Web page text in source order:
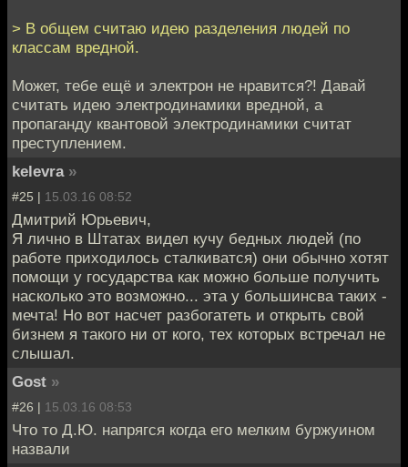
> В общем считаю идею разделения людей по
классам вредной.
Может, тебе ещё и электрон не нравится?! Давай
считать идею электродинамики вредной, а
пропаганду квантовой электродинамики считат
преступлением.
kelevra »
#25 | 15.03.16 08:52
Дмитрий Юрьевич,
Я лично в Штатах видел кучу бедных людей (по
работе приходилось сталкиватся) они обычно хотят
помощи у государства как можно больше получить
насколько это возможно... эта у большинсва таких -
мечта! Но вот насчет разбогатеть и открыть свой
бизнем я такого ни от кого, тех которых встречал не
слышал.
Gost »
#26 | 15.03.16 08:53
Что то Д.Ю. напрягся когда его мелким буржуином
назвали